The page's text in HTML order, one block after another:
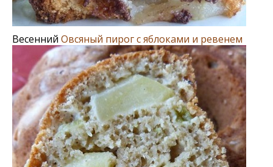
Весенний Овсяный пирог с яблоками и ревенем